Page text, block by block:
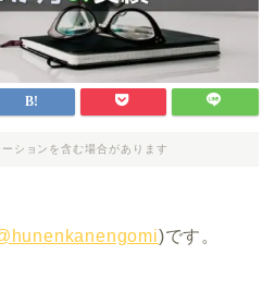
ションを含む場合があります
)です。